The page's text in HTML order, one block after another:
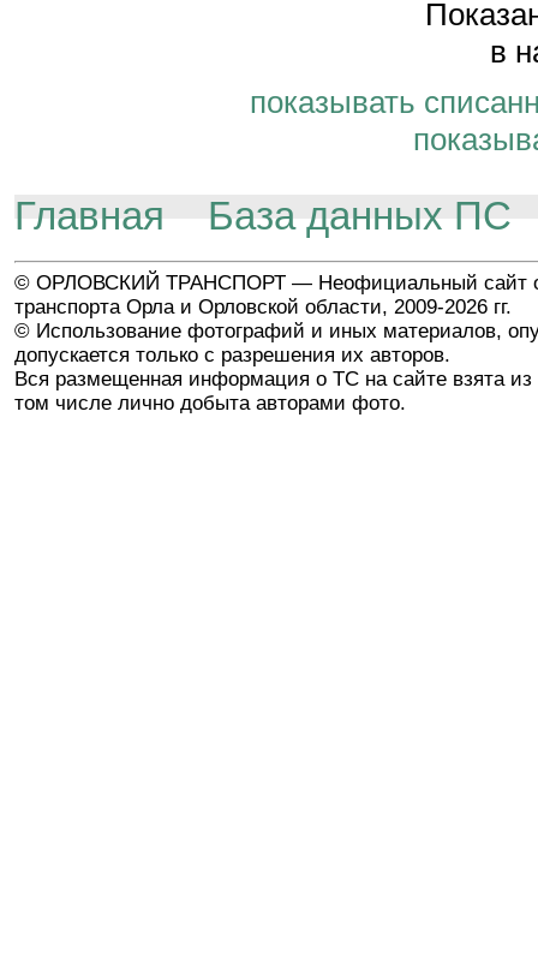
в
показывать
Главная База данных ПС
© ОРЛОВСКИЙ ТРАНСПОРТ — Неофициальный сайт
транспорта Орла и Орловской области, 2009-2026 гг.
© Использование фотографий и иных материалов,
допускается только с разрешения их авторов.
Вся размещенная информация о ТС на сайте взята из
том числе лично добыта авторами фото.